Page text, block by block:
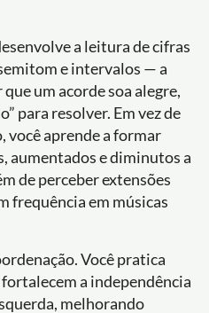
a leitura de cifras
e intervalos — a
um acorde soa alegre,
para resolver. Em vez de
você aprende a formar
aumentados e diminutos a
de perceber extensões
frequência em músicas
Você pratica
a independência
melhorando